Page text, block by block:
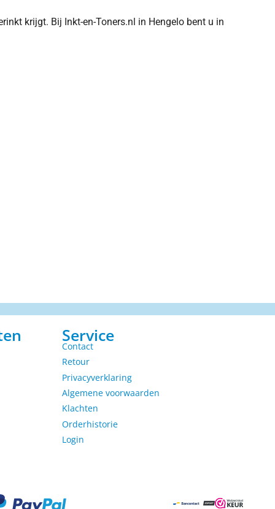
krijgt. Bij Inkt-en-Toners.nl in Hengelo bent u in
Service
Contact
Retour
Privacyverklaring
Algemene voorwaarden
Klachten
Orderhistorie
Login